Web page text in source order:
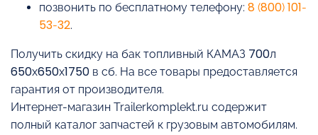
позвонить по бесплатному телефону: 8 (800) 101-
53-32.
Получить скидку на бак топливный КАМАЗ 700л
650х650х1750 в сб. На все товары предоставляется
гарантия от производителя.
Интернет-магазин Trailerkomplekt.ru содержит
полный каталог запчастей к грузовым автомобилям.